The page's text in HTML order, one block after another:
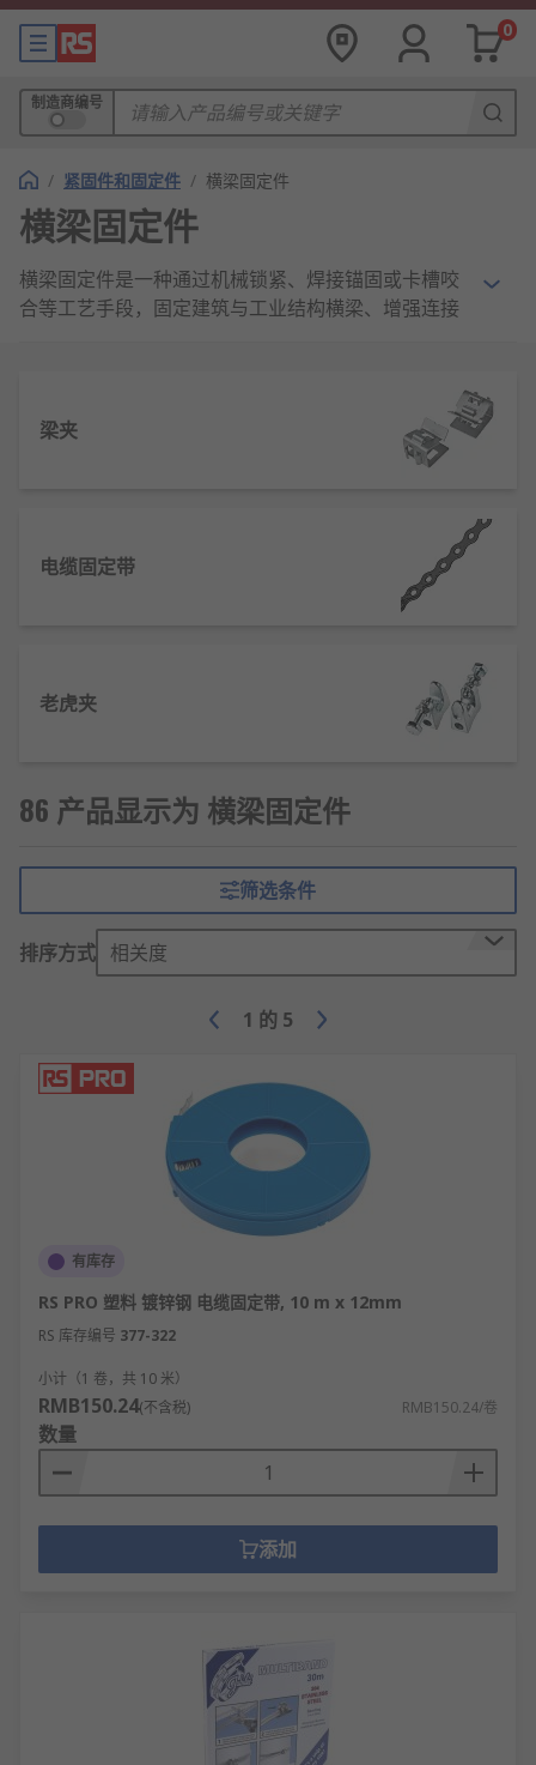
0
制造商编号
/ 紧固件和固定件 / 横梁固定件
横梁固定件
横梁固定件是一种通过机械锁紧、焊接锚固或卡槽咬
合等工艺手段，固定建筑与工业结构横梁、增强连接
横梁固定件功能
针对钢结构横梁、混凝土预制横梁、木质承重横梁等
不同材质构件，通过螺栓紧固、焊接锚固或卡槽咬合
的方式，实现横梁与立柱、墙体、支架之间的刚性或
分散与传递结构载荷
应力集中，提升整体结构的承重性能与抗变形能力。
适配复杂工况环境
部分搭载防腐涂层、抗震缓冲组件的型号，可适应潮
湿、腐蚀、震动等恶劣工况，同时满足抗震设防区域
的结构安全要求，延长横梁及整体结构的使用寿命。
简化安装施工流程
标准化设计的固定件可实现预制化安装，无需现场二
次加工，大幅缩短横梁架设的施工周期，降低人工成
横梁固定件类型
梁夹：梁夹是一种可直接固定在横梁上、以便
电缆固定带 ：电缆固定带是保持管道和电缆固
定和整齐有序的有效便捷工具。
老虎夹：老虎夹也称老虎卡，常用于将吊杆连
接到钢梁结构且无需钻孔焊接。
抗震型横梁固定件（阻尼缓冲型/滑移抗震
型）：自带缓冲或抗震结构，提升抗震抗冲击
复合型横梁固定件（螺栓-焊接复合/卡槽-螺栓
复合）：结合多种连接方式优势，兼顾安装效
横梁固定件规格
材质规格：碳钢Q235B、不锈钢304/316、热镀
梁夹
电缆固定带
老虎夹
86 产品显示为 横梁固定件
筛选条件
排序方式 相关度
1 的 5
有库存
RS PRO 塑料 镀锌钢 电缆固定带, 10 m x 12mm
RS 库存编号 377-322
小计（1 卷，共 10 米）
RMB150.24(不含税) RMB150.24/卷
数量
添加